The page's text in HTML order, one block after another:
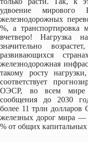
удвоение
железнодорожных
%, а транспортировка
вчетверо! Нагрузка
значительно
развивающихся
железнодорожная
такому росту
соответствует
ОЭСР, во всем мире
сообщения до 2030
более 11 трлн
железных дорог мира
% от общих